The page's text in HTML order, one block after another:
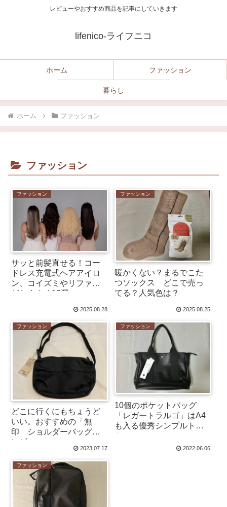
レビューやおすすめ商品を記事にしていきます
lifenico-ライフニコ
ホーム ファッション
暮らし
ホーム ファッション
ファッション
ファッション
サッと前髪直せる！コー
ドレス充電式ヘアアイロ
ン、コイズミやリファな
どおすすめ13選
2025.08.28
ファッション
暖かくない？まるでこた
つソックス どこで売っ
てる？人気色は？
2025.08.25
ファッション
どこに行くにもちょうど
いい。おすすめの「無
印 ショルダーバッグ」
レビュー
2023.07.17
ファッション
10個のポケットバッグ
「レガートラルゴ」はA4
も入る優秀シンプルトー
ト
2022.06.06
ファッション